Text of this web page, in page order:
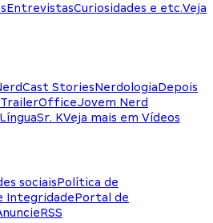
EntrevistasCuriosidades e etc.Veja
StoriesNerdologiaDepois
TrailerOfficeJovem Nerd
Sr. KVeja mais em Vídeos
sociaisPolítica de
IntegridadePortal de
RSS